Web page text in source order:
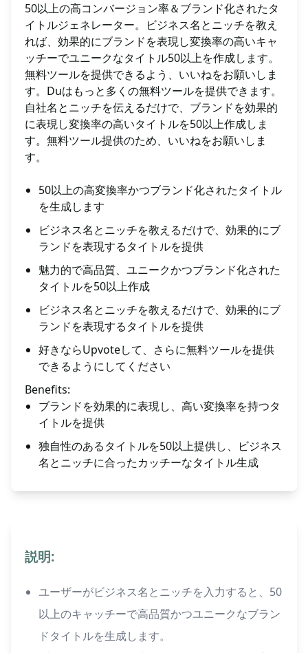
50以上の高コンバージョン率＆ブランド化されたタ
イトルジェネレーター。ビジネス名とニッチを教え
れば、効果的にブランドを表現し変換率の高いキャ
ッチーでユニークなタイトル50以上を作成します。
無料ツールを提供できるよう、いいねをお願いしま
す。Duはもっと多くの無料ツールを提供できます。
自社名とニッチを伝えるだけで、ブランドを効果的
に表現し変換率の高いタイトルを50以上作成しま
す。無料ツール提供のため、いいねをお願いしま
す。
50以上の高変換率かつブランド化されたタイトル
を生成します
ビジネス名とニッチを教えるだけで、効果的にブ
ランドを表現するタイトルを提供
魅力的で高品質、ユニークかつブランド化された
タイトルを50以上作成
ビジネス名とニッチを教えるだけで、効果的にブ
ランドを表現するタイトルを提供
好きならUpvoteして、さらに無料ツールを提供
できるようにしてください
Benefits:
ブランドを効果的に表現し、高い変換率を持つタ
イトルを提供
独自性のあるタイトルを50以上提供し、ビジネス
名とニッチに合ったカッチーなタイトル生成
説明:
ユーザーがビジネス名とニッチを入力すると、50
以上のキャッチーで高品質かつユニークなブラン
ドタイトルを生成します。